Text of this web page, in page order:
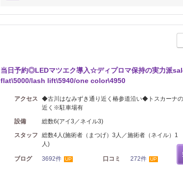
当日予約◎LEDマツエク導入☆ディプロマ保持の実力派
flat\5000/lash lift\5940/one color\4950
アクセス
◆古川はなみずき通り近く椿参道沿い◆トスカーナ
近く※駐車場有
設備
総数6(アイ3／ネイル3)
スタッフ
総数4人(施術者（まつげ）3人／施術者（ネイル）1
人)
ブログ 3692件 UP 口コミ 272件 UP